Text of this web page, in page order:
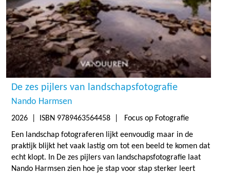
De zes pijlers van landschapsfotografie
Nando Harmsen
2026 | ISBN 9789463564458 | Focus op Fotografie
Een landschap fotograferen lijkt eenvoudig maar in de
praktijk blijkt het vaak lastig om tot een beeld te komen dat
echt klopt. In De zes pijlers van landschapsfotografie laat
Nando Harmsen zien hoe je stap voor stap sterker leert